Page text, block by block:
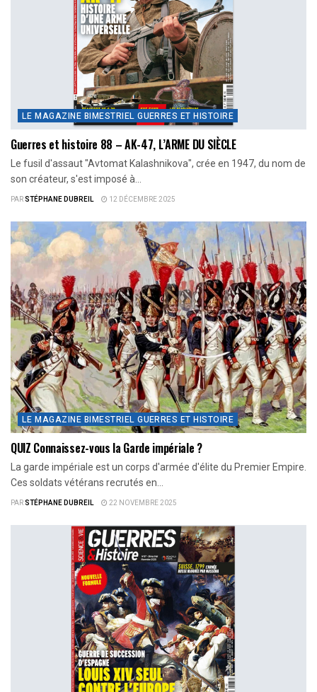
LE MAGAZINE BIMESTRIEL GUERRES ET HISTOIRE
Guerres et histoire 88 – AK-47, L’ARME DU SIÈCLE
Le fusil d'assaut "Avtomat Kalashnikova", crée en 1947, du nom de
son créateur, s'est imposé à...
PARSTÉPHANE DUBREIL 12 DÉCEMBRE 2025
LE MAGAZINE BIMESTRIEL GUERRES ET HISTOIRE
QUIZ Connaissez-vous la Garde impériale ?
La garde impériale est un corps d'armée d'élite du Premier Empire.
Ces soldats vétérans recrutés en...
PARSTÉPHANE DUBREIL 22 NOVEMBRE 2025